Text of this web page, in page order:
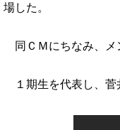
場した。
同ＣＭにちなみ、メ
１期生を代表し、菅